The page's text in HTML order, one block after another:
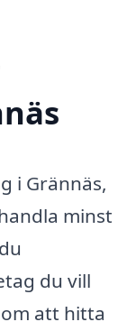
i Grännäs,
minst
du vill
att hitta